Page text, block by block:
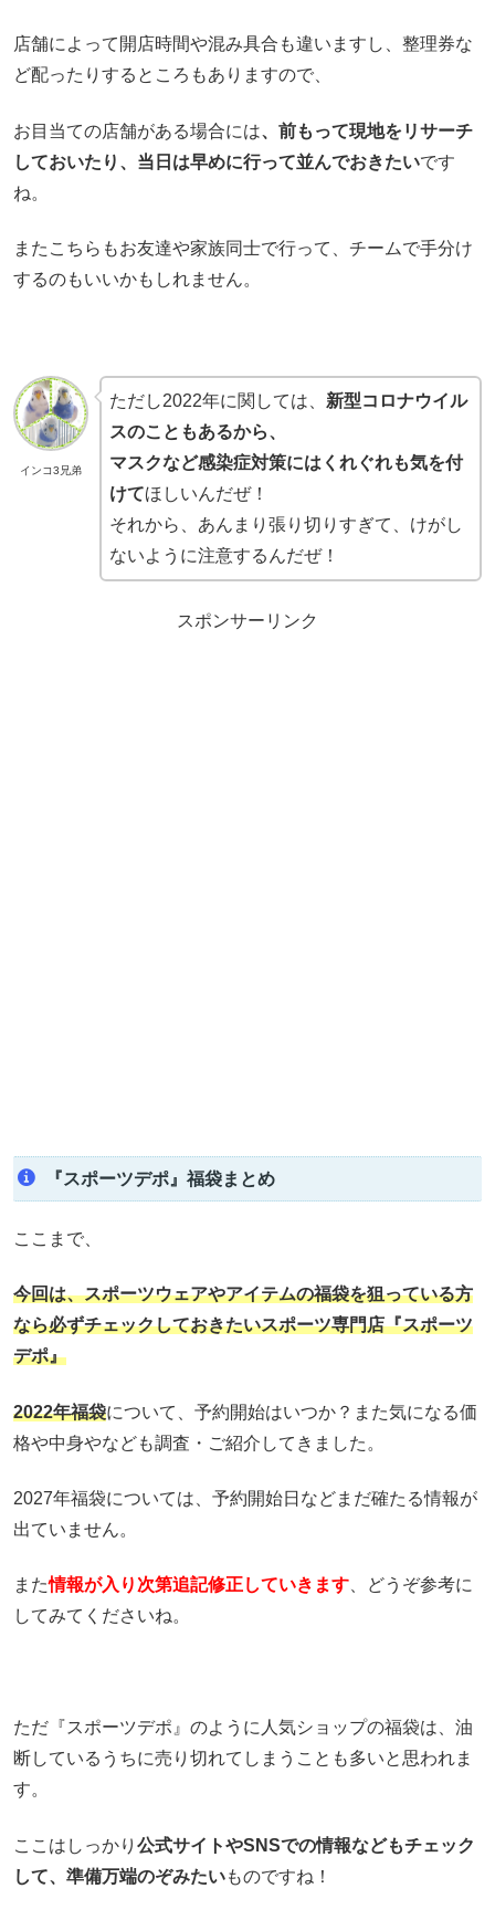
店舗によって開店時間や混み具合も違いますし、整理券な
ど配ったりするところもありますので、
お目当ての店舗がある場合には、前もって現地をリサーチ
しておいたり、当日は早めに行って並んでおきたいです
ね。
またこちらもお友達や家族同士で行って、チームで手分け
するのもいいかもしれません。
インコ3兄弟
ただし2022年に関しては、 新型コロナウイル
スのこともあるから、
マスクなど感染症対策にはくれぐれも気を付
けてほしいんだぜ！
それから、あんまり張り切りすぎて、けがし
ないように注意するんだぜ！
スポンサーリンク
『スポーツデポ』福袋まとめ
ここまで、
今回は、スポーツウェアやアイテムの福袋を狙っている方
なら必ずチェックしておきたいスポーツ専門店『スポーツ
デポ』
2022年福袋について、予約開始はいつか？また気になる価
格や中身やなども調査・ご紹介してきました。
2027年福袋については、予約開始日などまだ確たる情報が
出ていません。
また情報が入り次第追記修正していきます 、どうぞ参考に
してみてくださいね。
ただ『スポーツデポ』のように人気ショップの福袋は、油
断しているうちに売り切れてしまうことも多いと思われま
す。
ここはしっかり 公式サイトやSNSでの情報などもチェック
して、準備万端のぞみたいものですね！